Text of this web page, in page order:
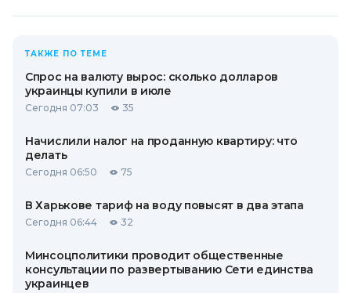
ТАКЖЕ ПО ТЕМЕ
Спрос на валюту вырос: сколько долларов
украинцы купили в июле
Сегодня 07:03 35
Начислили налог на проданную квартиру: что
делать
Сегодня 06:50 75
В Харькове тариф на воду повысят в два этапа
Сегодня 06:44 32
Минсоцполитики проводит общественные
консультации по развертыванию Сети единства
украинцев